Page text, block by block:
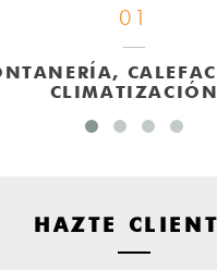
01
CLIMATIZACIÓN
HAZTE